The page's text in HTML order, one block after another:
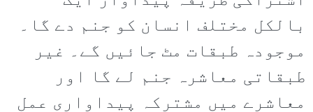
بالکل مختلف انسان کو جنم دے گا۔
موجودہ طبقات مٹ جائیں گے۔ غیر
طبقاتی معاشرہ جنم لے گا اور
معاشرے میں مشترکہ پیداواری عمل